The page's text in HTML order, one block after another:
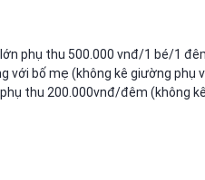
phụ thu 500.000 vnđ/1 bé/1
với bố mẹ (không kê giường phụ
thu 200.000vnđ/đêm (không